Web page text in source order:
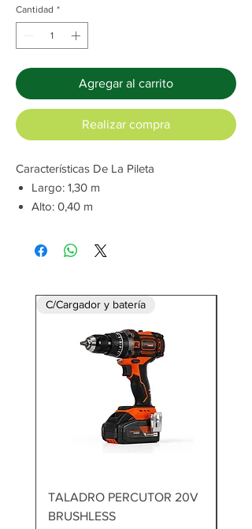
Cantidad *
Agregar al carrito
Realizar compra
Características De La Pileta
Largo: 1,30 m
Alto: 0,40 m
Capacidad: 500 Lts
Alto: 16,7 cm
Peso: 6,6 Kg
C/Cargador y batería
TALADRO PERCUTOR 20V
BRUSHLESS